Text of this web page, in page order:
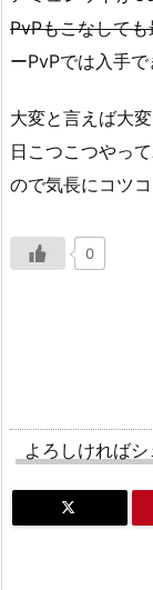
PvPもこなして
ーPvPでは入手
大変と言えば大
日こつこつやっ
ので気長にコツ
0
よろしければ